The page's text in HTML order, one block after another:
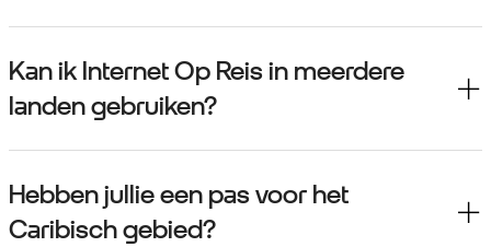
Kan ik Internet Op Reis in meerdere
landen gebruiken?
Hebben jullie een pas voor het
Caribisch gebied?